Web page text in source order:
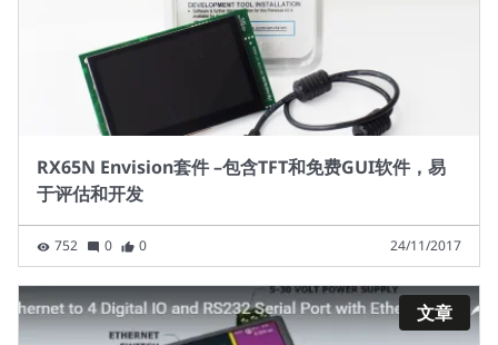
RX65N Envision套件 –包含TFT和免费GUI软件，易
于评估和开发
752 0 0 24/11/2017
文章